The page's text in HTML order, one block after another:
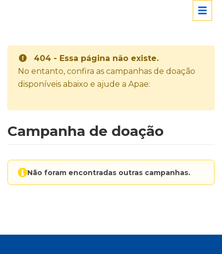
404 - Essa página não existe.
No entanto, confira as campanhas de doação
disponíveis abaixo e ajude a Apae:
Campanha de doação
Não foram encontradas outras campanhas.